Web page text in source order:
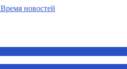
Время новостей